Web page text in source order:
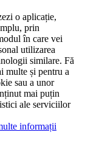
o aplicație,
prin
în care vei
utilizarea
similare. Fă
multe și pentru a
sau a unor
mai puțin
ale serviciilor
informații